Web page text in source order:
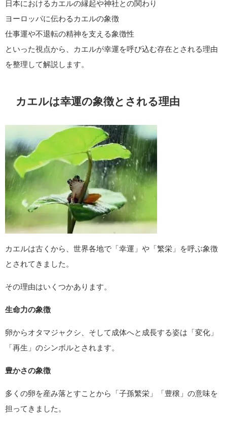
日本におけるカエルの縁起や神社との関わり
ヨーロッパに伝わるカエルの象徴
仕事運や不退転の精神を支える象徴性
といった視点から、カエルが幸運を呼び込む存在とされる理由
を整理して解説します。
カエルは幸運の象徴とされる理由
カエルは古くから、世界各地で「幸運」や「繁栄」を呼ぶ象徴
とされてきました。
その理由はいくつかあります。
生命力の象徴
卵からオタマジャクシ、そして成体へと成長する姿は「変化」
「再生」のシンボルとされます。
豊かさの象徴
多くの卵を産み落とすことから「子孫繁栄」「豊穣」の意味を
担ってきました。